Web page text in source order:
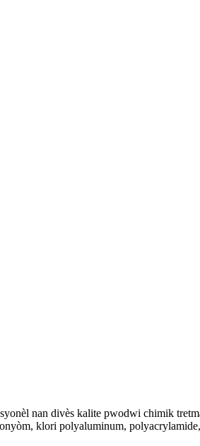
nan divès kalite pwodwi chimik
klori polyaluminum,